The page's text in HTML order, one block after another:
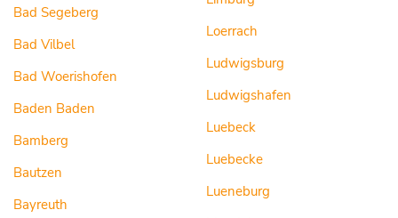
Bad Segeberg
Bad Vilbel
Bad Woerishofen
Baden Baden
Bamberg
Bautzen
Bayreuth
Loerrach
Ludwigsburg
Ludwigshafen
Luebeck
Luebecke
Lueneburg